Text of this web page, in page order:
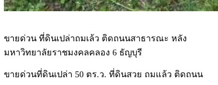
ขายด่วน ที่ดินเปล่าถมเล้ว ติดถนนสาธารณะ หลัง
มหาวิทยาลัยราชมงคลคลอง 6 ธัญบุรี
ขายด่วนที่ดินเปล่า 50 ตร.ว. ที่ดินสวย ถมแล้ว ติดถนน